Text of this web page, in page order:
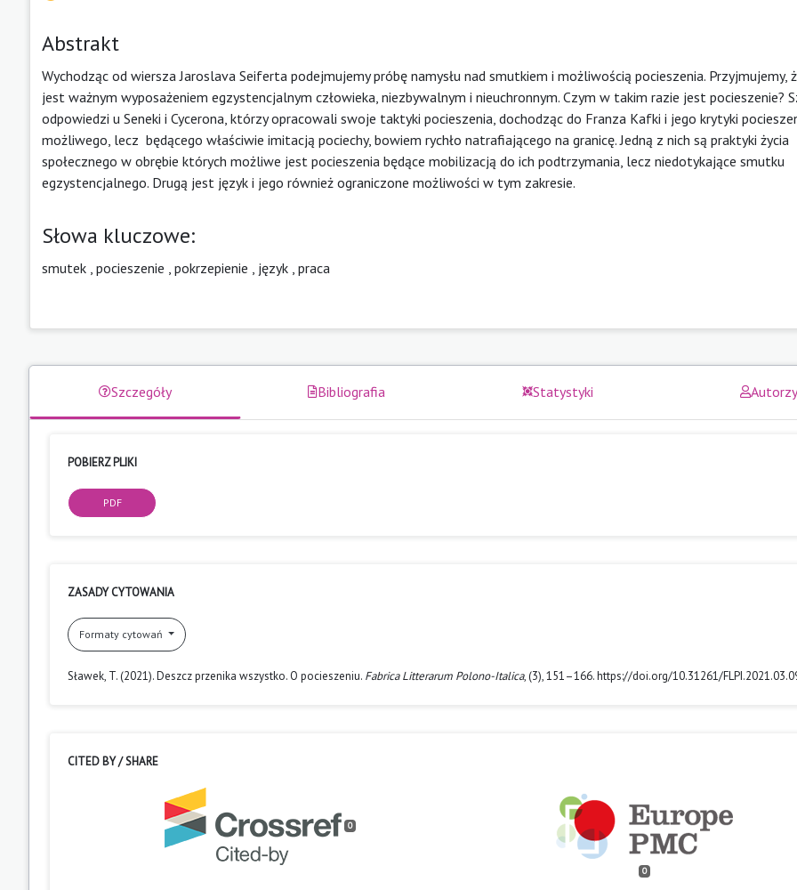
Abstrakt
Wychodząc od wiersza Jaroslava Seiferta podejmujemy próbę namysłu nad smutkiem i możliwością pocieszenia. Przyjmujemy,
jest ważnym wyposażeniem egzystencjalnym człowieka, niezbywalnym i nieuchronnym. Czym w takim razie jest pocieszenie?
odpowiedzi u Seneki i Cycerona, którzy opracowali swoje taktyki pocieszenia, dochodząc do Franza Kafki i jego krytyki
możliwego, lecz będącego właściwie imitacją pociechy, bowiem rychło natrafiającego na granicę. Jedną z nich są praktyki życia
społecznego w obrębie których możliwe jest pocieszenia będące mobilizacją do ich podtrzymania, lecz niedotykające smutku
egzystencjalnego. Drugą jest język i jego również ograniczone możliwości w tym zakresie.
Słowa kluczowe:
smutek pocieszenie pokrzepienie język praca
Szczegóły Bibliografia Statystyki
POBIERZ PLIKI
PDF
ZASADY CYTOWANIA
Formaty cytowań
Sławek, T. (2021). Deszcz przenika wszystko. O pocieszeniu. Fabrica Litterarum Polono-Italica, (3), 151–166. https://doi.org/10.31261/
CITED BY / SHARE
0
0